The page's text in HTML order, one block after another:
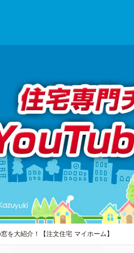
を大紹介！【注文住宅 マイホーム】